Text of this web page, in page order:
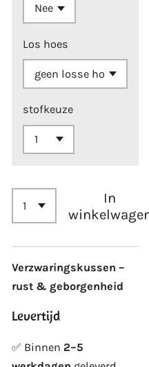
Los hoes
stofkeuze
In
Verzwaringskussen –
rust & geborgenheid
Levertijd
✅ Binnen 2–5